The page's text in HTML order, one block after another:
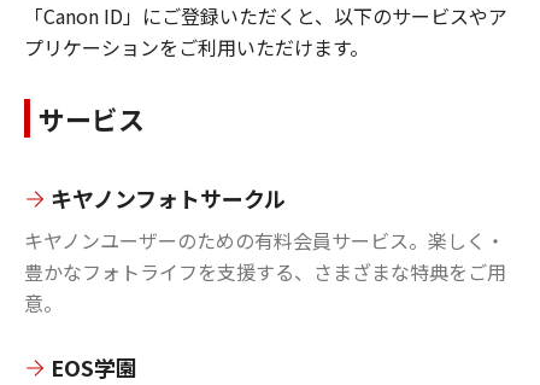
「Canon ID」にご登録いただくと、以下のサービスやア
プリケーションをご利用いただけます。
サービス
キヤノンフォトサークル
キヤノンユーザーのための有料会員サービス。楽しく・
豊かなフォトライフを支援する、さまざまな特典をご用
意。
EOS学園